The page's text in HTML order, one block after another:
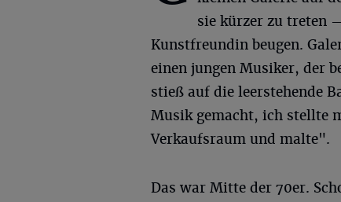
sie kürzer zu treten
Kunstfreundin beugen.
einen jungen Musiker, der
stieß auf die leerstehende
Musik gemacht, ich stellte
Verkaufsraum und malte".
Das war Mitte der 70er.